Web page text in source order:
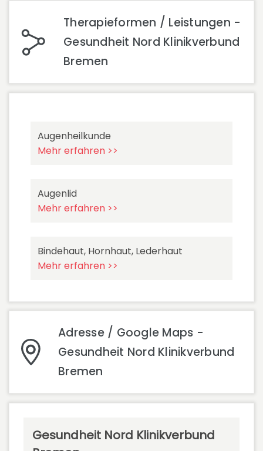
Therapieformen / Leistungen -
Gesundheit Nord Klinikverbund
Bremen
Augenheilkunde
Mehr erfahren >>
Augenlid
Mehr erfahren >>
Bindehaut, Hornhaut, Lederhaut
Mehr erfahren >>
Adresse / Google Maps -
Gesundheit Nord Klinikverbund
Bremen
Gesundheit Nord Klinikverbund